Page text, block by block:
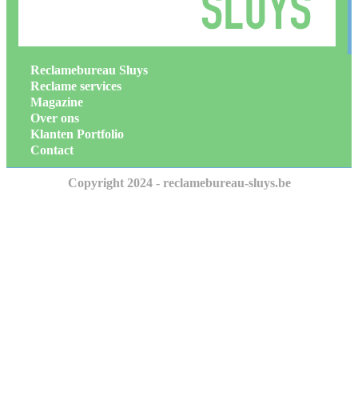
Reclamebureau Sluys
Reclame services
Magazine
Over ons
Klanten Portfolio
Contact
Copyright 2024 - reclamebureau-sluys.be